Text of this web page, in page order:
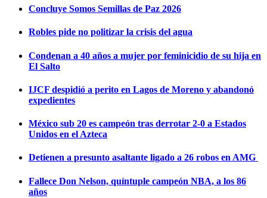
Concluye Somos Semillas de Paz 2026
Robles pide no politizar la crisis del agua
Condenan a 40 años a mujer por feminicidio de su hija en
El Salto
IJCF despidió a perito en Lagos de Moreno y abandonó
expedientes
México sub 20 es campeón tras derrotar 2-0 a Estados
Unidos en el Azteca
Detienen a presunto asaltante ligado a 26 robos en AMG
Fallece Don Nelson, quíntuple campeón NBA, a los 86
años